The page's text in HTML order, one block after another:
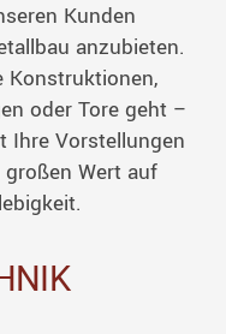
Kunden
anzubieten.
Konstruktionen,
oder Tore geht –
Ihre Vorstellungen
Wert auf